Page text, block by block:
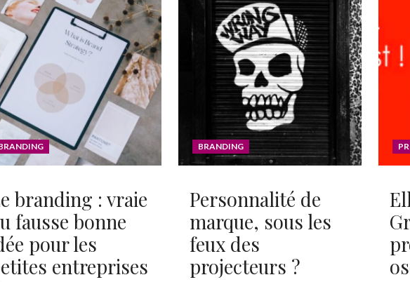
branding : vraie
fausse bonne
pour les
entreprises
BRANDING
Personnalité de
marque, sous les
feux des
projecteurs ?